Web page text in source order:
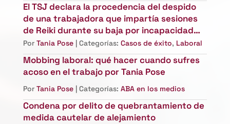
El TSJ declara la procedencia del despido
de una trabajadora que impartía sesiones
de Reiki durante su baja por incapacidad
temporal
Por Tania Pose| Categorías: Casos de éxito, Laboral
Mobbing laboral: qué hacer cuando sufres
acoso en el trabajo por Tania Pose
Por Tania Pose| Categorías: ABA en los medios
Condena por delito de quebrantamiento de
medida cautelar de alejamiento